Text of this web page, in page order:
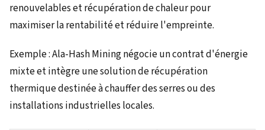
renouvelables et récupération de chaleur pour
maximiser la rentabilité et réduire l'empreinte.
Exemple : Ala-Hash Mining négocie un contrat d'énergie
mixte et intègre une solution de récupération
thermique destinée à chauffer des serres ou des
installations industrielles locales.